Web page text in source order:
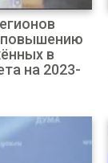
повышению
в
на 2023-